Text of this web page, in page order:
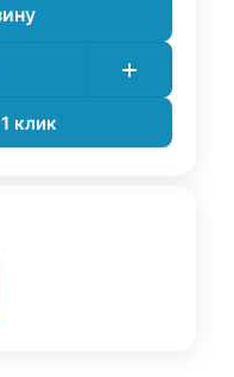
клик